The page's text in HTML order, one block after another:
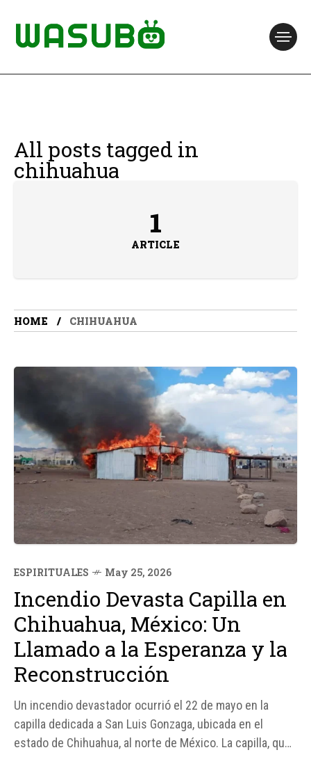
All posts tagged in
chihuahua
1
ARTICLE
HOME CHIHUAHUA
ESPIRITUALES May 25, 2026
Incendio Devasta Capilla en
Chihuahua, México: Un
Llamado a la Esperanza y la
Reconstrucción
Un incendio devastador ocurrió el 22 de mayo en la
capilla dedicada a San Luis Gonzaga, ubicada en el
estado de Chihuahua, al norte de México. La capilla, que